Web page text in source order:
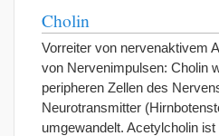
Cholin
Vorreiter von nervenaktivem
von Nervenimpulsen: Cholin
peripheren Zellen des
Neurotransmitter
umgewandelt. Acetylcholin